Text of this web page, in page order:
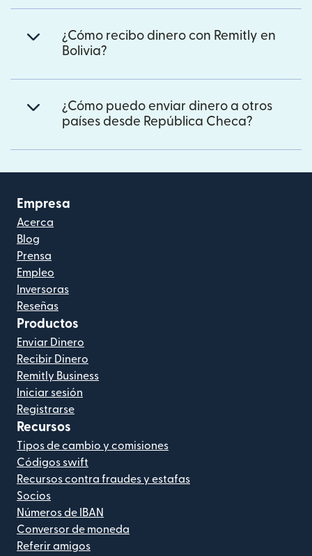
¿Cómo recibo dinero con Remitly en
Bolivia?
¿Cómo puedo enviar dinero a otros
países desde República Checa?
Empresa
Acerca
Blog
Prensa
Empleo
Inversoras
Reseñas
Productos
Enviar Dinero
Recibir Dinero
Remitly Business
Iniciar sesión
Registrarse
Recursos
Tipos de cambio y comisiones
Códigos swift
Recursos contra fraudes y estafas
Socios
Números de IBAN
Conversor de moneda
Referir amigos